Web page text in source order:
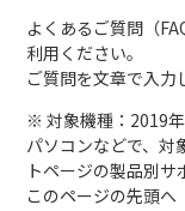
よくあるご質問（
利用ください。
ご質問を文章で入力
※ 対象機種：2019
パソコンなどで、
トページの製品別サ
このページの先頭へ